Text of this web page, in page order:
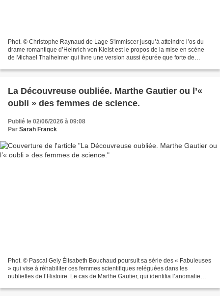
Phot. © Christophe Raynaud de Lage S'immiscer jusqu’à atteindre l’os du
drame romantique d’Heinrich von Kleist est le propos de la mise en scène
de Michael Thalheimer qui livre une version aussi épurée que forte de
La Découvreuse oubliée. Marthe Gautier ou l’«
oubli » des femmes de science.
Publié le 02/06/2026 à 09:08
Par Sarah Franck
Phot. © Pascal Gely Élisabeth Bouchaud poursuit sa série des « Fabuleuses
» qui vise à réhabiliter ces femmes scientifiques reléguées dans les
oubliettes de l’Histoire. Le cas de Marthe Gautier, qui identifia l’anomalie